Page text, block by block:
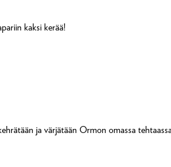
kaksi kerää!
ja värjätään Ormon omassa